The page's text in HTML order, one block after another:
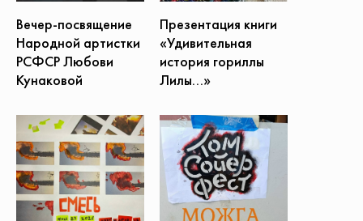
Презентация книги
«Удивительная
история гориллы
Лилы...»
Вечер-посвящение
Народной артистки
РСФСР Любови
Кунаковой